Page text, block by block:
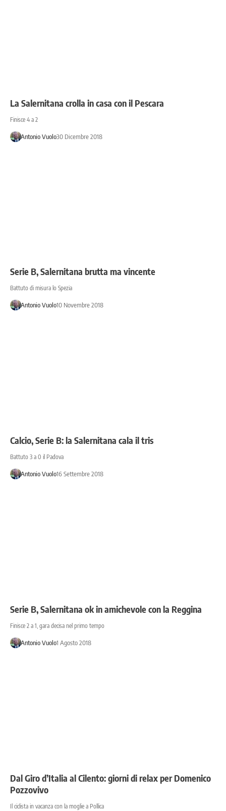
La Salernitana crolla in casa con il Pescara
Finisce 4 a 2
Antonio Vuolo30 Dicembre 2018
Serie B, Salernitana brutta ma vincente
Battuto di misura lo Spezia
Antonio Vuolo10 Novembre 2018
Calcio, Serie B: la Salernitana cala il tris
Battuto 3 a 0 il Padova
Antonio Vuolo16 Settembre 2018
Serie B, Salernitana ok in amichevole con la Reggina
Finisce 2 a 1, gara decisa nel primo tempo
Antonio Vuolo1 Agosto 2018
Dal Giro d’Italia al Cilento: giorni di relax per Domenico
Pozzovivo
Il ciclista in vacanza con la moglie a Pollica